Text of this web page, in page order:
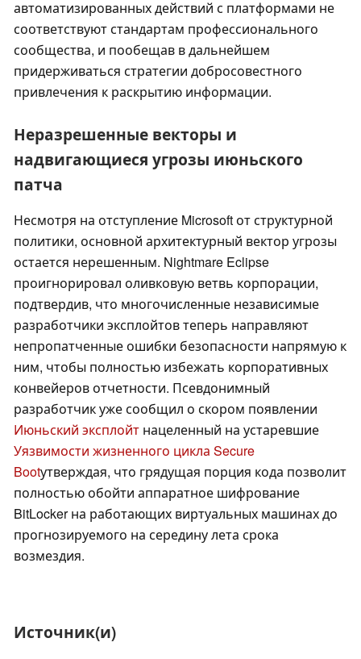
автоматизированных действий с платформами не
соответствуют стандартам профессионального
сообщества, и пообещав в дальнейшем
придерживаться стратегии добросовестного
привлечения к раскрытию информации.
Неразрешенные векторы и
надвигающиеся угрозы июньского
патча
Несмотря на отступление Microsoft от структурной
политики, основной архитектурный вектор угрозы
остается нерешенным. Nightmare Eclipse
проигнорировал оливковую ветвь корпорации,
подтвердив, что многочисленные независимые
разработчики эксплойтов теперь направляют
непропатченные ошибки безопасности напрямую к
ним, чтобы полностью избежать корпоративных
конвейеров отчетности. Псевдонимный
разработчик уже сообщил о скором появлении
Июньский эксплойт нацеленный на устаревшие
Уязвимости жизненного цикла Secure
Bootутверждая, что грядущая порция кода позволит
полностью обойти аппаратное шифрование
BitLocker на работающих виртуальных машинах до
прогнозируемого на середину лета срока
возмездия.
Источник(и)